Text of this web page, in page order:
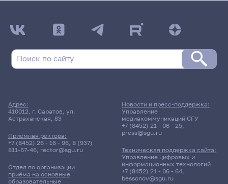
Адрес:
410012, г. Саратов, ул.
Астраханская, 83
Приёмная ректора:
+7 (8452) 26 - 16 - 96, 8 (937)
811-67-46, rector@sgu.ru
Отдел по организации
приёма на основные
образовательные
Новости и пресс-поддержка:
Управление
медиакоммуникаций СГУ
+7 (8452) 21 - 06 - 25,
press@sgu.ru
Техническая поддержка сайта:
Управление цифровых и
информационных технологий
+7 (8452) 21 - 06 - 64,
bessonov@sgu.ru